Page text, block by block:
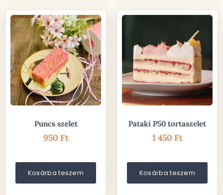
Puncs szelet
950 Ft
Kosárba teszem
Pataki P50 tortaszelet
1 450 Ft
Kosárba teszem